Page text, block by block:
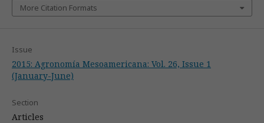
More Citation Formats
Issue
2015: Agronomía Mesoamericana: Vol. 26, Issue 1
(January-June)
Section
Articles